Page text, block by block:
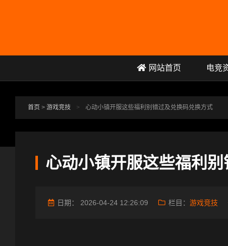
网站首页 电竞
首页 > 游戏竞技 > 心动小镇开服这些福利别错过及兑换码兑换方式
心动小镇开服这些福利
日期： 2026-04-24 12:26:09 栏目： 游戏竞技